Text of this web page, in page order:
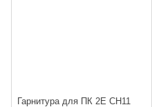
Гарнитура для ПК 2E CH11